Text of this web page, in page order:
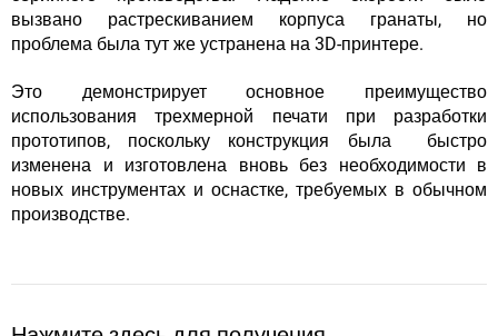
вызвано растрескиванием корпуса гранаты, но
проблема была тут же устранена на 3D-принтере.
Это демонстрирует основное преимущество
использования трехмерной печати при разработки
прототипов, поскольку конструкция была быстро
изменена и изготовлена вновь без необходимости в
новых инструментах и ​​оснастке, требуемых в обычном
производстве.